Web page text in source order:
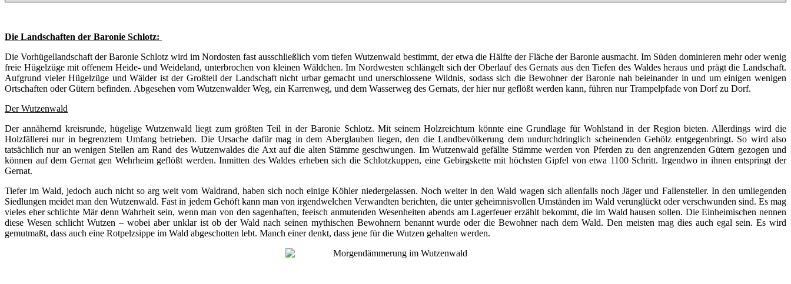
Die Landschaften der Baronie Schlotz:
Die Vorhügellandschaft der Baronie Schlotz wird im Nordosten fast ausschließlich vom tiefen Wutzenwald bestimmt, der etwa die Hälfte der Fläche der Baronie ausmacht. Im Süden dominieren mehr oder wenig
freie Hügelzüge mit offenem Heide- und Weideland, unterbrochen von kleinen Wäldchen. Im Nordwesten schlängelt sich der Oberlauf des Gernats aus den Tiefen des Waldes heraus und prägt die Landschaft.
Aufgrund vieler Hügelzüge und Wälder ist der Großteil der Landschaft nicht urbar gemacht und unerschlossene Wildnis, sodass sich die Bewohner der Baronie nah beieinander in und um einigen wenigen
Ortschaften oder Gütern befinden. Abgesehen vom Wutzenwalder Weg, ein Karrenweg, und dem Wasserweg des Gernats, der hier nur geflößt werden kann, führen nur Trampelpfade von Dorf zu Dorf.
Der Wutzenwald
Der annähernd kreisrunde, hügelige Wutzenwald liegt zum größten Teil in der Baronie Schlotz. Mit seinem Holzreichtum könnte eine Grundlage für Wohlstand in der Region bieten. Allerdings wird die
Holzfällerei nur in begrenztem Umfang betrieben. Die Ursache dafür mag in dem Aberglauben liegen, den die Landbevölkerung dem undurchdringlich scheinenden Gehölz entgegenbringt. So wird also
tatsächlich nur an wenigen Stellen am Rand des Wutzenwaldes die Axt auf die alten Stämme geschwungen. Im Wutzenwald gefällte Stämme werden von Pferden zu den angrenzenden Gütern gezogen und
können auf dem Gernat gen Wehrheim geflößt werden. Inmitten des Waldes erheben sich die Schlotzkuppen, eine Gebirgskette mit höchsten Gipfel von etwa 1100 Schritt. Irgendwo in ihnen entspringt der
Gernat.
Tiefer im Wald, jedoch auch nicht so arg weit vom Waldrand, haben sich noch einige Köhler niedergelassen. Noch weiter in den Wald wagen sich allenfalls noch Jäger und Fallensteller. In den umliegenden
Siedlungen meidet man den Wutzenwald. Fast in jedem Gehöft kann man von irgendwelchen Verwandten berichten, die unter geheimnisvollen Umständen im Wald verunglückt oder verschwunden sind. Es mag
vieles eher schlichte Mär denn Wahrheit sein, wenn man von den sagenhaften, feeisch anmutenden Wesenheiten abends am Lagerfeuer erzählt bekommt, die im Wald hausen sollen. Die Einheimischen nennen
diese Wesen schlicht Wutzen – wobei aber unklar ist ob der Wald nach seinen mythischen Bewohnern benannt wurde oder die Bewohner nach dem Wald. Den meisten mag dies auch egal sein. Es wird
gemutmaßt, dass auch eine Rotpelzsippe im Wald abgeschotten lebt. Manch einer denkt, dass jene für die Wutzen gehalten werden.